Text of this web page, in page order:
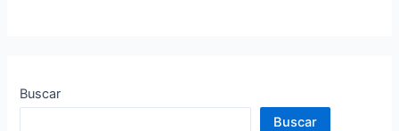
Buscar
Buscar